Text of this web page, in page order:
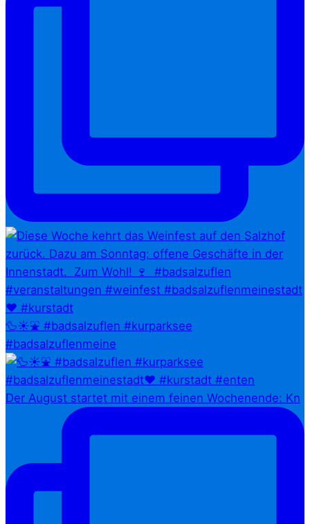
🦆☀️⛲ #badsalzuflen #kurparksee
#badsalzuflenmeine
Der August startet mit einem feinen Wochenende: Kn